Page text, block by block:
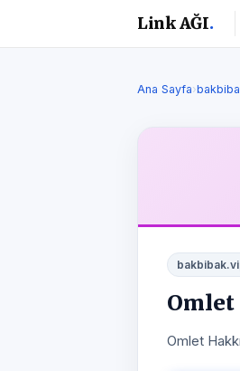
Link AĞI.
Ana Sayfa›
Omlet
Omlet